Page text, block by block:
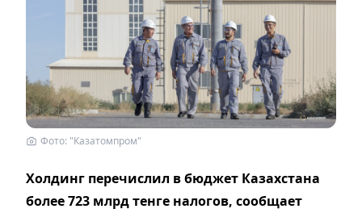
Фото: "Казатомпром"
Холдинг перечислил в бюджет Казахстана
более 723 млрд тенге налогов, сообщает